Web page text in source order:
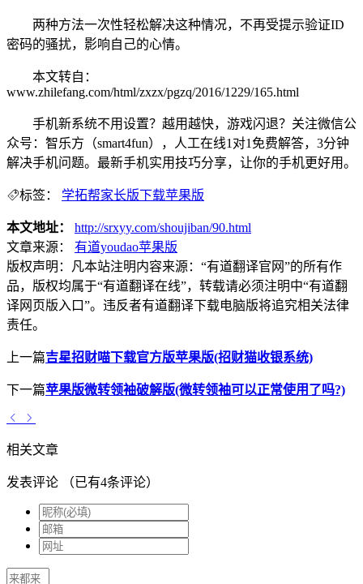
两种方法一次性轻松解决这种情况，不再受提示验证ID
密码的骚扰，影响自己的心情。
本文转自：
www.zhilefang.com/html/zxzx/pgzq/2016/1229/165.html
手机新系统不用设置？越用越快，游戏闪退？关注微信公
众号：智乐方（smart4fun），人工在线1对1免费解答，3分钟
解决手机问题。最新手机实用技巧分享，让你的手机更好用。
标签： 学拓帮家长版下载苹果版
本文地址：
http://srxyy.com/shoujiban/90.html
文章来源：
有道youdao苹果版
版权声明：
凡本站注明内容来源：“有道翻译官网”的所有作
品，版权均属于“有道翻译在线”，转载请必须注明中“有道翻
译网页版入口”。违反者有道翻译下载电脑版将追究相关法律
责任。
上一篇吉星招财喵下载官方版苹果版(招财猫收银系统)
下一篇苹果版微转领袖破解版(微转领袖可以正常使用了吗?)
相关文章
发表评论 （已有4条评论）